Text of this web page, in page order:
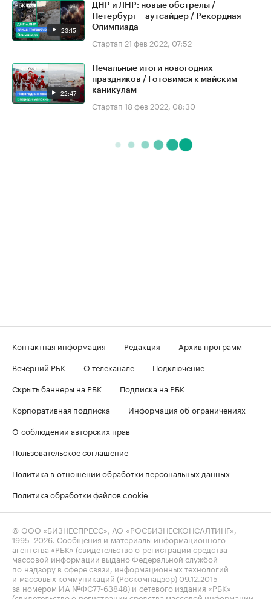
23:15
ДНР и ЛНР: новые обстрелы /
Петербург – аутсайдер / Рекордная
Олимпиада
Стартап 21 фев 2022, 07:52
22:47
Печальные итоги новогодних
праздников / Готовимся к майским
каникулам
Стартап 18 фев 2022, 08:30
Контактная информация Редакция
Архив программ
Вечерний РБК
О телеканале
Подключение
Скрыть баннеры на РБК
Подписка на РБК
Корпоративная подписка
Информация об ограничениях
О соблюдении авторских прав
Пользовательское соглашение
Политика в отношении обработки персональных данных
Политика обработки файлов cookie
© ООО «БИЗНЕСПРЕСС», АО «РОСБИЗНЕСКОНСАЛТИНГ»,
1995–2026 . Сообщения и материалы информационного
агентства «РБК» (свидетельство о регистрации средства
массовой информации выдано Федеральной службой
по надзору в сфере связи, информационных технологий
и массовых коммуникаций (Роскомнадзор) 09.12.2015
за номером ИА №ФС77-63848) и сетевого издания «РБК»